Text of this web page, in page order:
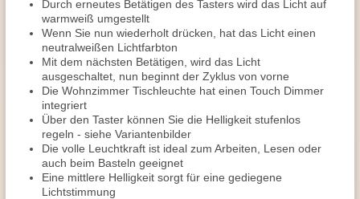
Durch erneutes Betätigen des Tasters wird das Licht auf
warmweiß umgestellt
Wenn Sie nun wiederholt drücken, hat das Licht einen
neutralweißen Lichtfarbton
Mit dem nächsten Betätigen, wird das Licht
ausgeschaltet, nun beginnt der Zyklus von vorne
Die Wohnzimmer Tischleuchte hat einen Touch Dimmer
integriert
Über den Taster können Sie die Helligkeit stufenlos
regeln - siehe Variantenbilder
Die volle Leuchtkraft ist ideal zum Arbeiten, Lesen oder
auch beim Basteln geeignet
Eine mittlere Helligkeit sorgt für eine gediegene
Lichtstimmung